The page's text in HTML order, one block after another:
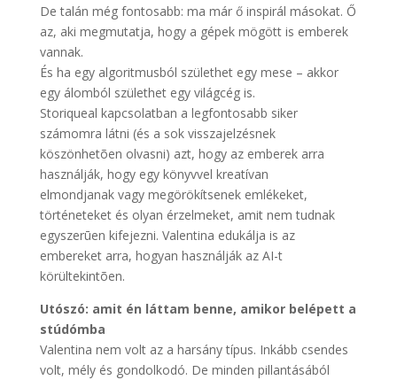
De talán még fontosabb: ma már ő inspirál másokat. Ő
az, aki megmutatja, hogy a gépek mögött is emberek
vannak.
És ha egy algoritmusból születhet egy mese – akkor
egy álomból születhet egy világcég is.
Storiqueal kapcsolatban a legfontosabb siker
számomra látni (és a sok visszajelzésnek
köszönhetõen olvasni) azt, hogy az emberek arra
használják, hogy egy könyvvel kreatívan
elmondjanak vagy megörökítsenek emlékeket,
történeteket és olyan érzelmeket, amit nem tudnak
egyszerūen kifejezni. Valentina edukálja is az
embereket arra, hogyan használják az AI-t
körültekintõen.
Utószó: amit én láttam benne, amikor belépett a
stúdómba
Valentina nem volt az a harsány típus. Inkább csendes
volt, mély és gondolkodó. De minden pillantásából